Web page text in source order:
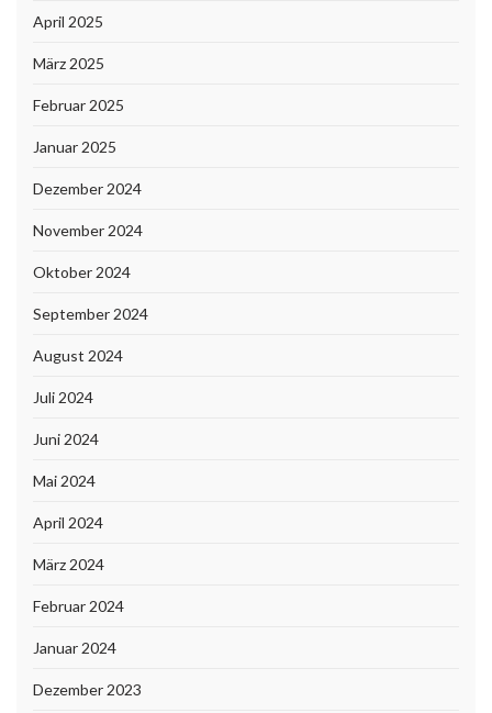
April 2025
März 2025
Februar 2025
Januar 2025
Dezember 2024
November 2024
Oktober 2024
September 2024
August 2024
Juli 2024
Juni 2024
Mai 2024
April 2024
März 2024
Februar 2024
Januar 2024
Dezember 2023